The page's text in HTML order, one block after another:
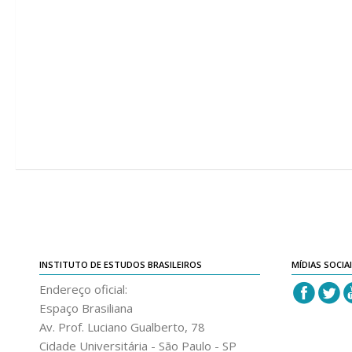
INSTITUTO DE ESTUDOS BRASILEIROS
Endereço oficial:
Espaço Brasiliana
Av. Prof. Luciano Gualberto, 78
Cidade Universitária - São Paulo - SP
MÍDIAS